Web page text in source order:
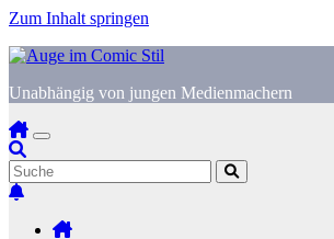
Zum Inhalt springen
Unabhängig von jungen Medienmachern